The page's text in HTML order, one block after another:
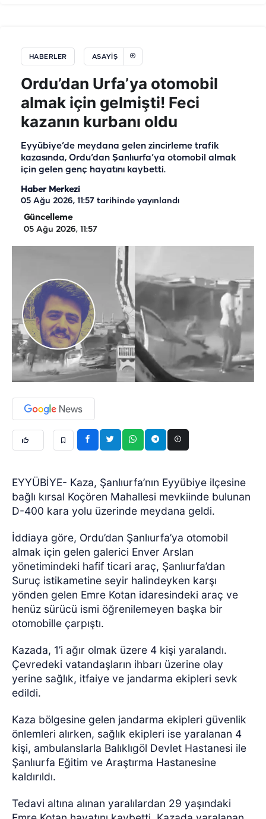
HABERLER ASAYIŞ
Ordu’dan Urfa’ya otomobil
almak için gelmişti! Feci
kazanın kurbanı oldu
Eyyübiye’de meydana gelen zincirleme trafik
kazasında, Ordu’dan Şanlıurfa’ya otomobil almak
için gelen genç hayatını kaybetti.
Haber Merkezi
05 Ağu 2026, 11:57 tarihinde yayınlandı
Güncelleme
05 Ağu 2026, 11:57
EYYÜBİYE- Kaza, Şanlıurfa’nın Eyyübiye ilçesine
bağlı kırsal Koçören Mahallesi mevkiinde bulunan
D-400 kara yolu üzerinde meydana geldi.
İddiaya göre, Ordu’dan Şanlıurfa’ya otomobil
almak için gelen galerici Enver Arslan
yönetimindeki hafif ticari araç, Şanlıurfa’dan
Suruç istikametine seyir halindeyken karşı
yönden gelen Emre Kotan idaresindeki araç ve
henüz sürücü ismi öğrenilemeyen başka bir
otomobille çarpıştı.
Kazada, 1’i ağır olmak üzere 4 kişi yaralandı.
Çevredeki vatandaşların ihbarı üzerine olay
yerine sağlık, itfaiye ve jandarma ekipleri sevk
edildi.
Kaza bölgesine gelen jandarma ekipleri güvenlik
önlemleri alırken, sağlık ekipleri ise yaralanan 4
kişi, ambulanslarla Balıklıgöl Devlet Hastanesi ile
Şanlıurfa Eğitim ve Araştırma Hastanesine
kaldırıldı.
Tedavi altına alınan yaralılardan 29 yaşındaki